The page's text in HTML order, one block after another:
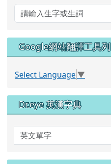
Google網站翻譯工具列
Select Language▼
Dr.eye 英漢字典
英文單字